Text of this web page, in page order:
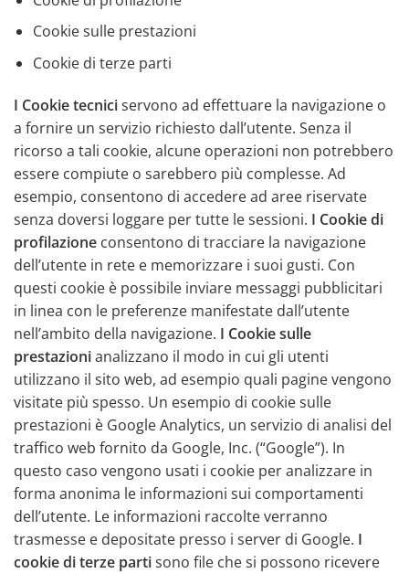
Cookie sulle prestazioni
Cookie di terze parti
I Cookie tecniciservono ad effettuare la navigazione o
a fornire un servizio richiesto dall’utente. Senza il
ricorso a tali cookie, alcune operazioni non potrebbero
essere compiute o sarebbero più complesse. Ad
esempio, consentono di accedere ad aree riservate
senza doversi loggare per tutte le sessioni. I Cookie di
profilazione consentono di tracciare la navigazione
dell’utente in rete e memorizzare i suoi gusti. Con
questi cookie è possibile inviare messaggi pubblicitari
in linea con le preferenze manifestate dall’utente
nell’ambito della navigazione. I Cookie sulle
prestazionianalizzano il modo in cui gli utenti
utilizzano il sito web, ad esempio quali pagine vengono
visitate più spesso. Un esempio di cookie sulle
prestazioni è Google Analytics, un servizio di analisi del
traffico web fornito da Google, Inc. (“Google”). In
questo caso vengono usati i cookie per analizzare in
forma anonima le informazioni sui comportamenti
dell’utente. Le informazioni raccolte verranno
trasmesse e depositate presso i server di Google. I
cookie di terze partisono file che si possono ricevere